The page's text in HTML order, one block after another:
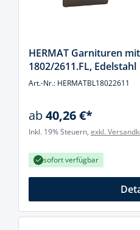
HERMAT Garnituren
1802/2611.FL, Edelstahl
Art.-Nr.: HERMATBL18022611
ab40,26 €*
Inkl. 19% Steuern, exkl.
sofort verfügbar